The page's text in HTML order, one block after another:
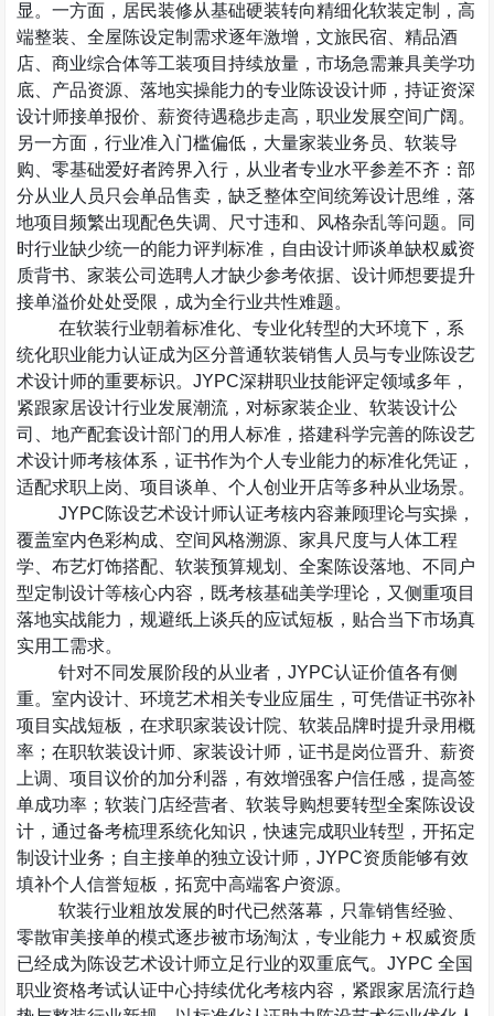
显。一方面，居民装修从基础硬装转向精细化软装定制，高
端整装、全屋陈设定制需求逐年激增，文旅民宿、精品酒
店、商业综合体等工装项目持续放量，市场急需兼具美学功
底、产品资源、落地实操能力的专业陈设设计师，持证资深
设计师接单报价、薪资待遇稳步走高，职业发展空间广阔。
另一方面，行业准入门槛偏低，大量家装业务员、软装导
购、零基础爱好者跨界入行，从业者专业水平参差不齐：部
分从业人员只会单品售卖，缺乏整体空间统筹设计思维，落
地项目频繁出现配色失调、尺寸违和、风格杂乱等问题。同
时行业缺少统一的能力评判标准，自由设计师谈单缺权威资
质背书、家装公司选聘人才缺少参考依据、设计师想要提升
接单溢价处处受限，成为全行业共性难题。
在软装行业朝着标准化、专业化转型的大环境下，系
统化职业能力认证成为区分普通软装销售人员与专业陈设艺
术设计师的重要标识。JYPC深耕职业技能评定领域多年，
紧跟家居设计行业发展潮流，对标家装企业、软装设计公
司、地产配套设计部门的用人标准，搭建科学完善的陈设艺
术设计师考核体系，证书作为个人专业能力的标准化凭证，
适配求职上岗、项目谈单、个人创业开店等多种从业场景。
JYPC陈设艺术设计师认证考核内容兼顾理论与实操，
覆盖室内色彩构成、空间风格溯源、家具尺度与人体工程
学、布艺灯饰搭配、软装预算规划、全案陈设落地、不同户
型定制设计等核心内容，既考核基础美学理论，又侧重项目
落地实战能力，规避纸上谈兵的应试短板，贴合当下市场真
实用工需求。
针对不同发展阶段的从业者， JYPC认证价值各有侧
重。室内设计、环境艺术相关专业应届生，可凭借证书弥补
项目实战短板，在求职家装设计院、软装品牌时提升录用概
率；在职软装设计师、家装设计师，证书是岗位晋升、薪资
上调、项目议价的加分利器，有效增强客户信任感，提高签
单成功率；软装门店经营者、软装导购想要转型全案陈设设
计，通过备考梳理系统化知识，快速完成职业转型，开拓定
制设计业务；自主接单的独立设计师，JYPC资质能够有效
填补个人信誉短板，拓宽中高端客户资源。
软装行业粗放发展的时代已然落幕，只靠销售经验、
零散审美接单的模式逐步被市场淘汰，专业能力 +权威资质
已经成为陈设艺术设计师立足行业的双重底气。JYPC全国
职业资格考试认证中心持续优化考核内容，紧跟家居流行趋